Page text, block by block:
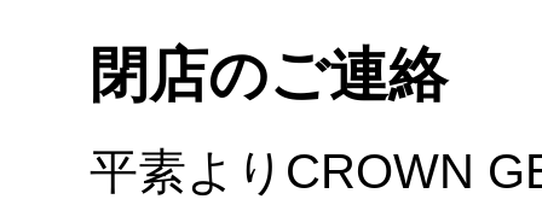
閉店のご連絡
平素よりCROWN